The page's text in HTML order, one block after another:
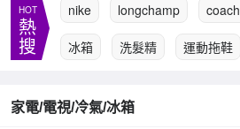
HOT
熱
搜
nike longchamp coach
冰箱 洗髮精 運動拖鞋
家電/電視/冷氣/冰箱